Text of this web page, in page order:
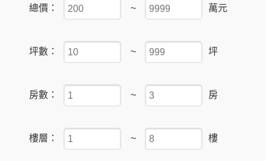
總價： ~ 萬元
坪數： ~ 坪
房數： ~ 房
樓層： ~ 樓